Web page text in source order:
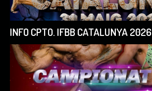
INFO CPTO. IFBB CATALUNYA 2026